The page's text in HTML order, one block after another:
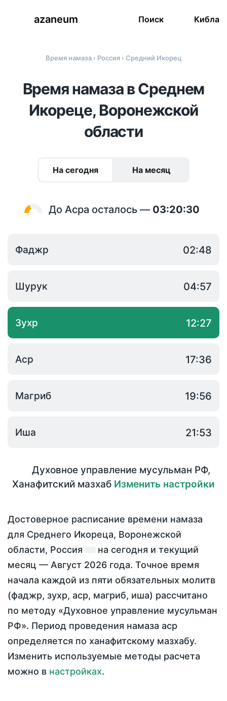
azaneum Поиск Кибла
Время намаза › Россия › Средний Икорец
Время намаза в Среднем
Икореце, Воронежской
области
На сегодня На месяц
До Асра осталось — 03:20:30
Фаджр 02:48
Шурук 04:57
Зухр 12:27
Аср 17:36
Магриб 19:56
Иша 21:53
Духовное управление мусульман РФ,
Ханафитский мазхаб Изменить настройки
Достоверное расписание времени намаза
для Среднего Икореца, Воронежской
области, Россия
на сегодня и текущий
месяц — Август 2026 года. Точное время
начала каждой из пяти обязательных молитв
(фаджр, зухр, аср, магриб, иша) рассчитано
по методу «Духовное управление мусульман
РФ». Период проведения намаза аср
определяется по ханафитскому мазхабу.
Изменить используемые методы расчета
можно в настройках.